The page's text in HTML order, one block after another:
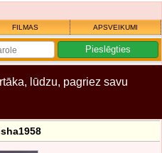
FILMAS APSVEIKUMI
lūdzu, pagriez savu